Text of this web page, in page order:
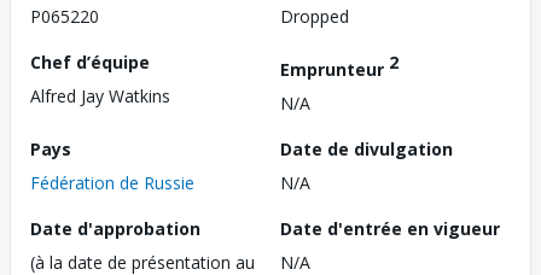
P065220
Dropped
Chef d’équipe
Alfred Jay Watkins
Emprunteur 2
N/A
Pays
Fédération de Russie
Date de divulgation
N/A
Date d'approbation
(à la date de présentation au
Date d'entrée en vigueur
N/A